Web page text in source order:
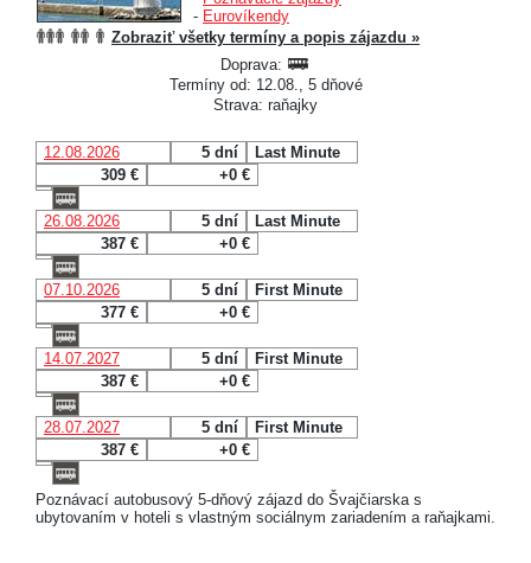
- Eurovíkendy
Zobraziť všetky termíny a popis zájazdu »
Doprava:
Termíny od: 12.08., 5 dňové
Strava: raňajky
12.08.2026 5 dní
Last Minute
309 €
+0 €
26.08.2026 5 dní
Last Minute
387 €
+0 €
07.10.2026 5 dní
First Minute
377 €
+0 €
14.07.2027 5 dní
First Minute
387 €
+0 €
28.07.2027 5 dní
First Minute
387 €
+0 €
Poznávací autobusový 5-dňový zájazd do Švajčiarska s
ubytovaním v hoteli s vlastným sociálnym zariadením a raňajkami.